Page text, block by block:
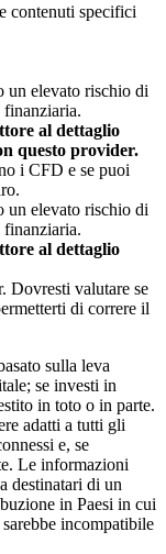
contenuti specifici
un elevato rischio di
finanziaria.
al dettaglio
questo provider.
i CFD e se puoi
un elevato rischio di
finanziaria.
al dettaglio
Dovresti valutare se
di correre il
sulla leva
se investi in
in toto o in parte.
adatti a tutti gli
e, se
Le informazioni
destinatari di un
in Paesi in cui
incompatibile